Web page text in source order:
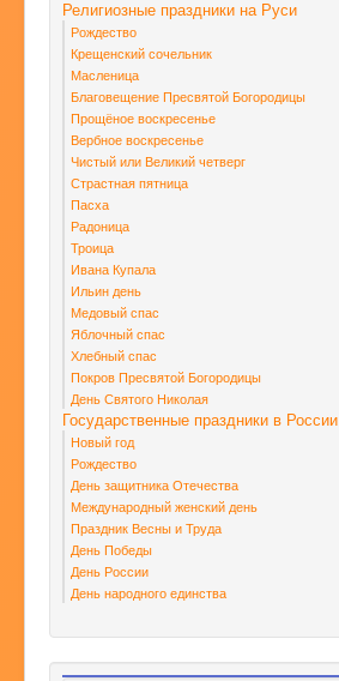
Религиозные праздники на Руси
Рождество
Крещенский сочельник
Масленица
Благовещение Пресвятой Богородицы
Прощёное воскресенье
Вербное воскресенье
Чистый или Великий четверг
Страстная пятница
Пасха
Радоница
Троица
Ивана Купала
Ильин день
Медовый спас
Яблочный спас
Хлебный спас
Покров Пресвятой Богородицы
День Святого Николая
Государственные праздники в России
Новый год
Рождество
День защитника Отечества
Международный женский день
Праздник Весны и Труда
День Победы
День России
День народного единства